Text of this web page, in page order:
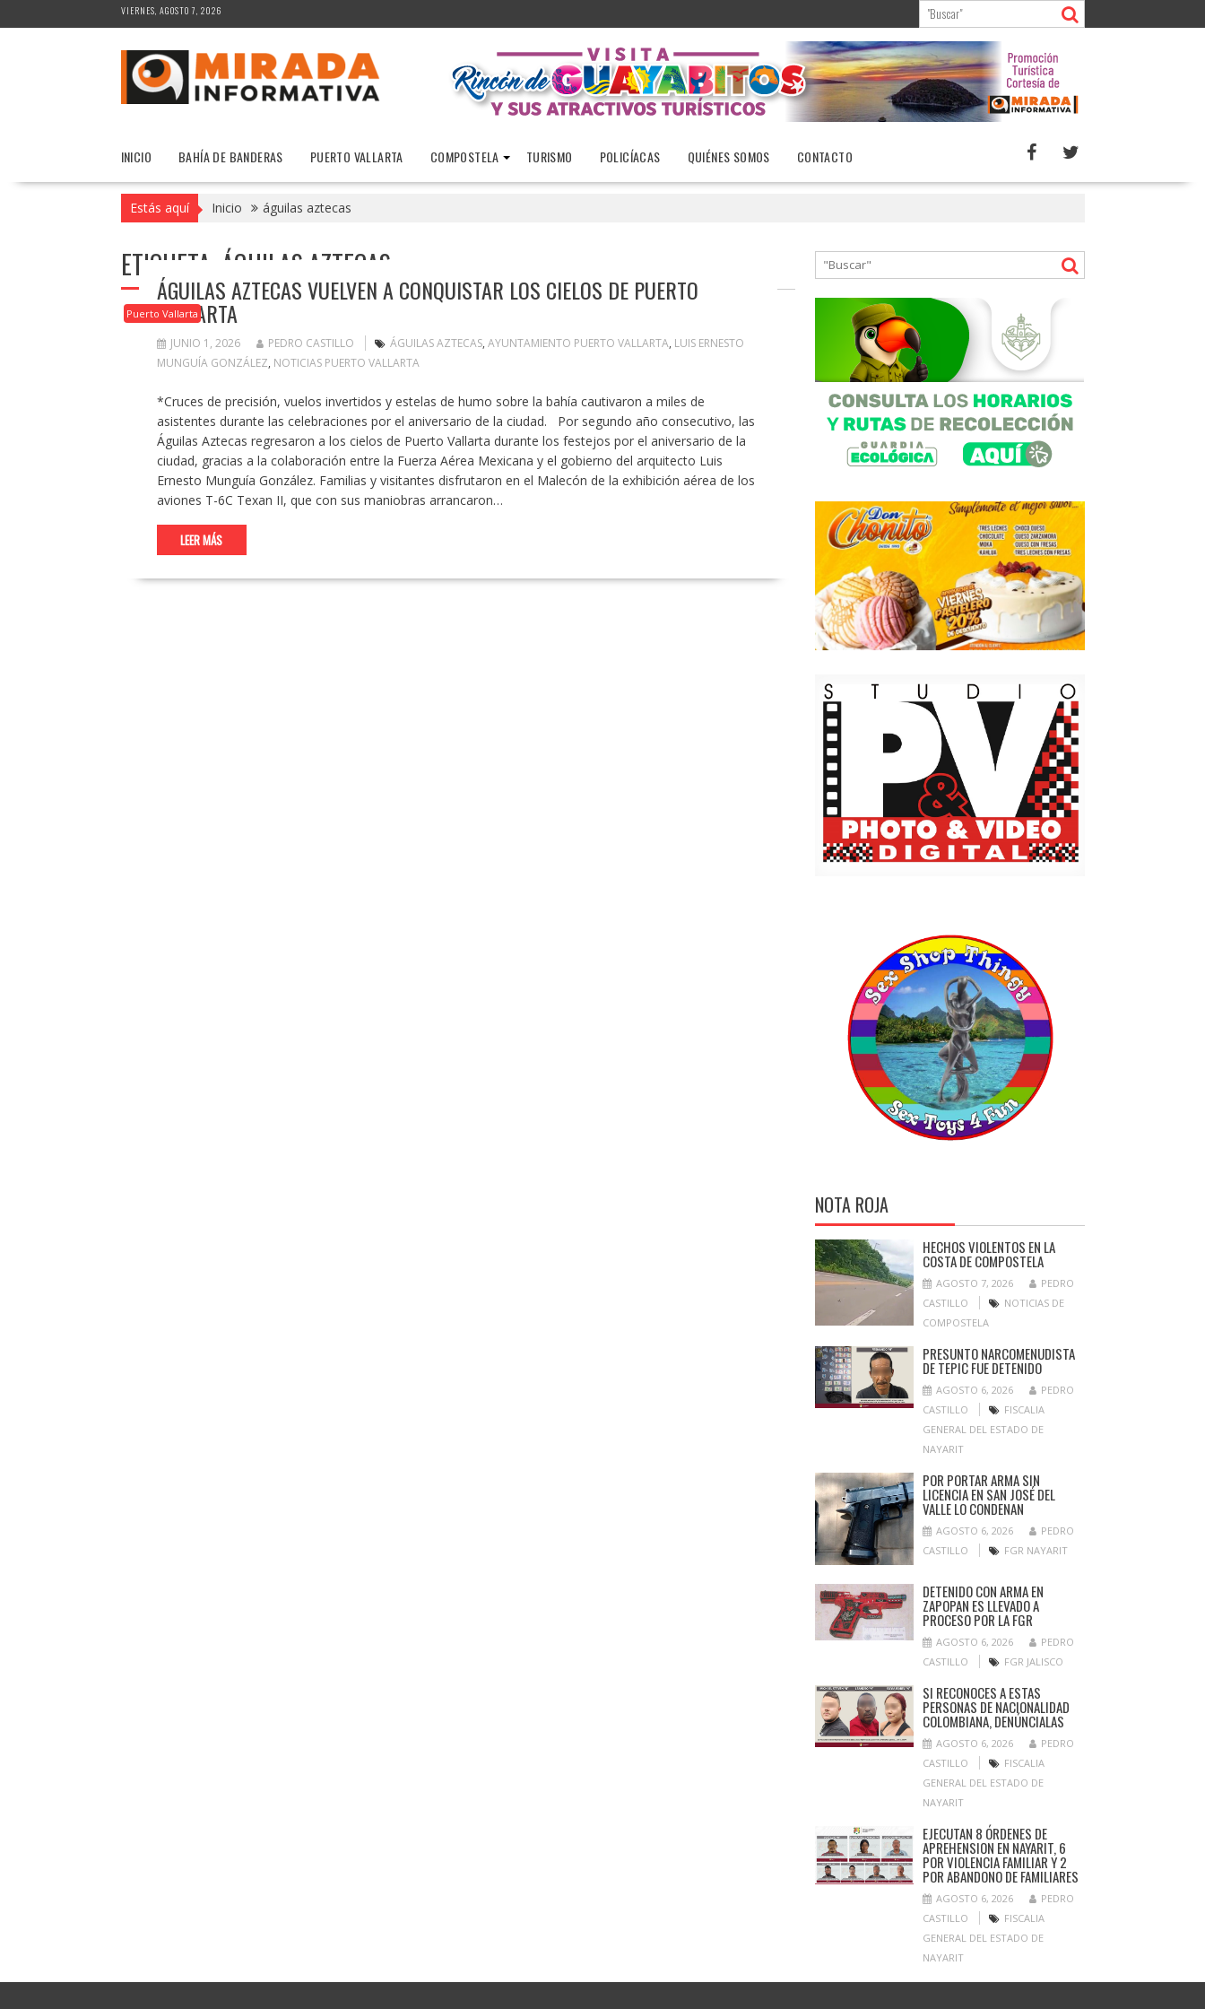
al
VIERNES, AGOSTO 7, 2026
INICIO BAHÍA DE BANDERAS PUERTO VALLARTA COMPOSTELA TURISMO POLICÍACAS QUIÉNES SOMOS CONTACTO
Estás aquí Inicio águilas aztecas
ETIQUETA: ÁGUILAS AZTECAS
Puerto Vallarta
ÁGUILAS AZTECAS VUELVEN A CONQUISTAR LOS CIELOS DE PUERTO
VALLARTA
JUNIO 1, 2026 PEDRO CASTILLO ÁGUILAS AZTECAS, AYUNTAMIENTO PUERTO VALLARTA, LUIS ERNESTO
MUNGUÍA GONZÁLEZ, NOTICIAS PUERTO VALLARTA
*Cruces de precisión, vuelos invertidos y estelas de humo sobre la bahía cautivaron a miles de
asistentes durante las celebraciones por el aniversario de la ciudad. Por segundo año consecutivo, las
Águilas Aztecas regresaron a los cielos de Puerto Vallarta durante los festejos por el aniversario de la
ciudad, gracias a la colaboración entre la Fuerza Aérea Mexicana y el gobierno del arquitecto Luis
Ernesto Munguía González. Familias y visitantes disfrutaron en el Malecón de la exhibición aérea de los
aviones T-6C Texan II, que con sus maniobras arrancaron…
LEER MÁS
NOTA ROJA
HECHOS VIOLENTOS EN LA
COSTA DE COMPOSTELA
AGOSTO 7, 2026
PEDRO
CASTILLO
NOTICIAS DE
COMPOSTELA
PRESUNTO NARCOMENUDISTA
DE TEPIC FUE DETENIDO
AGOSTO 6, 2026
PEDRO
CASTILLO
FISCALIA
GENERAL DEL ESTADO DE
NAYARIT
POR PORTAR ARMA SIN
LICENCIA EN SAN JOSÉ DEL
VALLE LO CONDENAN
AGOSTO 6, 2026
PEDRO
CASTILLO
FGR NAYARIT
DETENIDO CON ARMA EN
ZAPOPAN ES LLEVADO A
PROCESO POR LA FGR
AGOSTO 6, 2026
PEDRO
CASTILLO
FGR JALISCO
SI RECONOCES A ESTAS
PERSONAS DE NACIONALIDAD
COLOMBIANA, DENÚNCIALAS
AGOSTO 6, 2026
PEDRO
CASTILLO
FISCALIA
GENERAL DEL ESTADO DE
NAYARIT
EJECUTAN 8 ÓRDENES DE
APREHENSION EN NAYARIT, 6
POR VIOLENCIA FAMILIAR Y 2
POR ABANDONO DE FAMILIARES
AGOSTO 6, 2026
PEDRO
CASTILLO
FISCALIA
GENERAL DEL ESTADO DE
NAYARIT